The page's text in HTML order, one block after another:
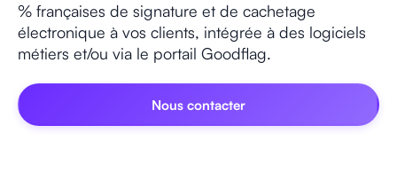
% françaises de signature et de cachetage
électronique à vos clients, intégrée à des logiciels
métiers et/ou via le portail Goodflag.
Nous contacter